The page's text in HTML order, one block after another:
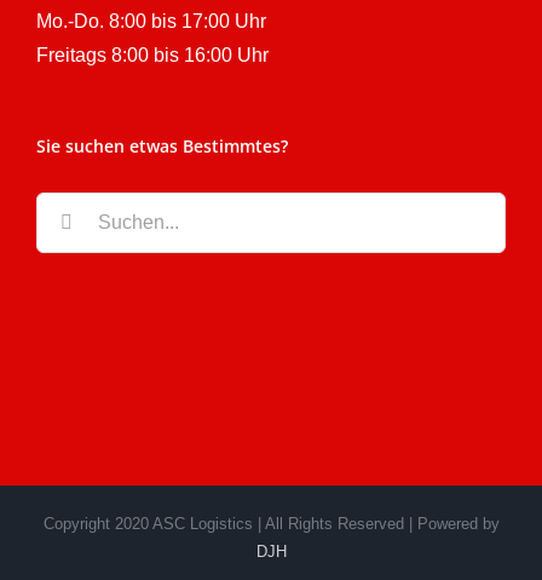
Mo.-Do. 8:00 bis 17:00 Uhr
Freitags 8:00 bis 16:00 Uhr
Sie suchen etwas Bestimmtes?
Copyright 2020 ASC Logistics | All Rights Reserved | Powered by
DJH